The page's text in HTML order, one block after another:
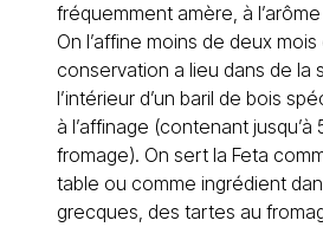
fréquemment amère, à
On l’affine moins de deux mois
conservation a lieu dans de la
l’intérieur d’un baril de bois
à l’affinage (contenant jusqu’à
fromage). On sert la Feta
table ou comme ingrédient
grecques, des tartes au